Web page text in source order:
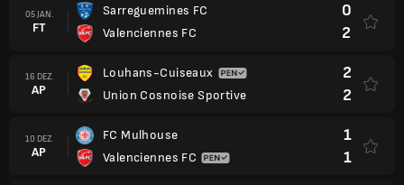
05 JAN.
FT
Sarreguemines FC
Valenciennes FC
0
2
16 DEZ.
AP
Louhans-Cuiseaux
Union Cosnoise Sportive
2
2
10 DEZ.
AP
FC Mulhouse
Valenciennes FC
1
1